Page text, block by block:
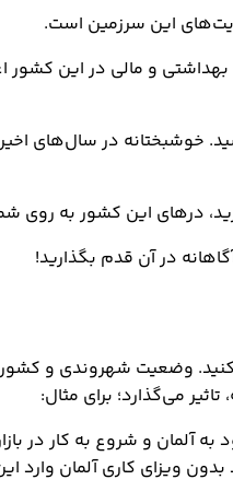
این سرزمین است.
خوشبختانه در سال‌های
درهای این کشور به روی
در آن قدم بگذارید!
وضعیت شهروندی و
و شروع به کار در بازار
بدون ویزای کاری آلمان